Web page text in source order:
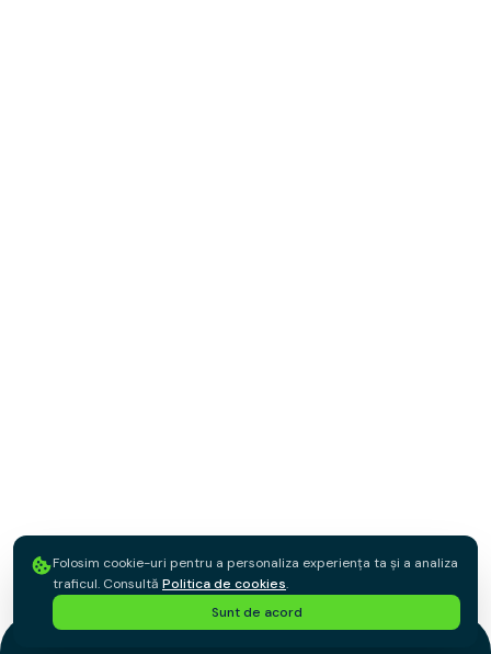
Acasă Magazine Sportisimo
Folosim cookie-uri pentru a personaliza experiența ta și a analiza
traficul. Consultă Politica de cookies.
Sunt de acord